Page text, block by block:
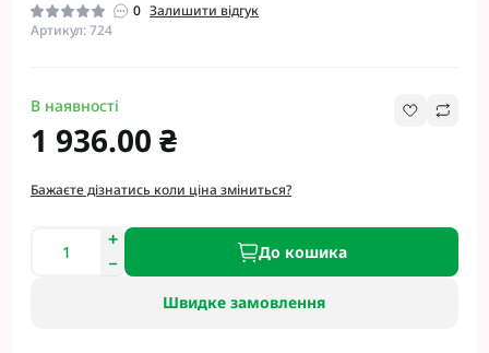
0 Залишити відгук
Артикул: 724
В наявності
1 936.00 ₴
Бажаєте дізнатись коли ціна зміниться?
До кошика
Швидке замовлення